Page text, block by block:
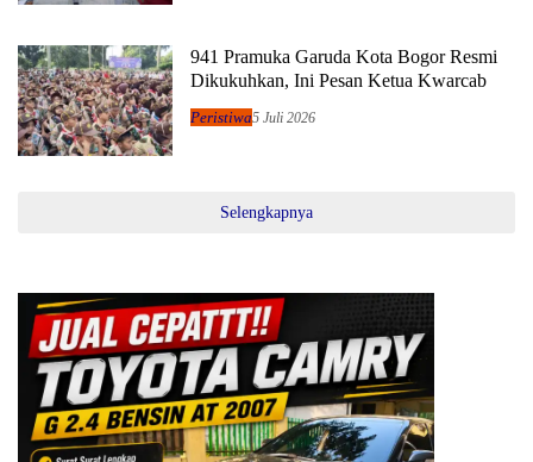
941 Pramuka Garuda Kota Bogor Resmi
Dikukuhkan, Ini Pesan Ketua Kwarcab
Peristiwa5 Juli 2026
Selengkapnya